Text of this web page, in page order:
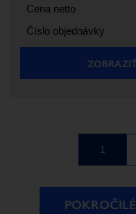
Cena netto
Číslo objednávky
1